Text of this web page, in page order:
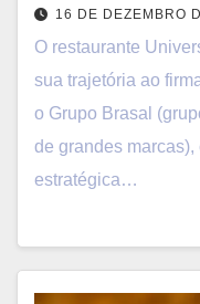
16 DE DEZEMBRO
O restaurante
sua trajetória ao
o Grupo Brasal
de grandes
estratégica…